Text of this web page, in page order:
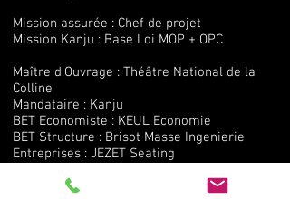
Mission assurée : Chef de projet
Mission Kanju : Base Loi MOP + OPC
Maître d'Ouvrage : Théâtre National de la
Colline
Mandataire : Kanju
BET Economiste : KEUL Economie
BET Structure : Brisot Masse Ingenierie
Entreprises : JEZET Seating